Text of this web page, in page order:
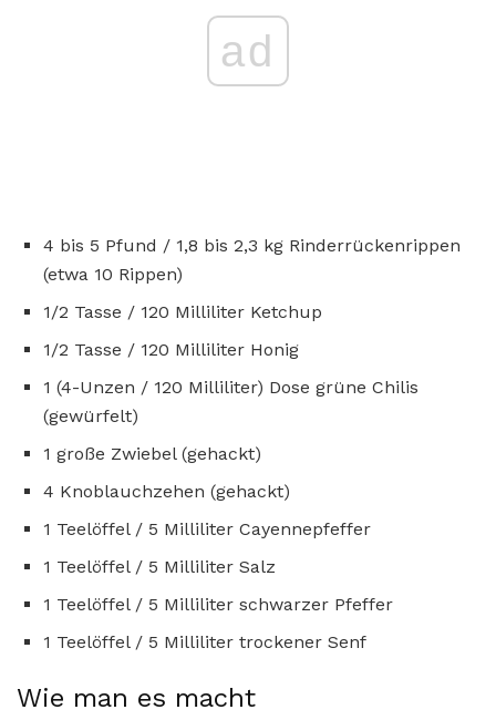
ad
4 bis 5 Pfund / 1,8 bis 2,3 kg Rinderrückenrippen
(etwa 10 Rippen)
1/2 Tasse / 120 Milliliter Ketchup
1/2 Tasse / 120 Milliliter Honig
1 (4-Unzen / 120 Milliliter) Dose grüne Chilis
(gewürfelt)
1 große Zwiebel (gehackt)
4 Knoblauchzehen (gehackt)
1 Teelöffel / 5 Milliliter Cayennepfeffer
1 Teelöffel / 5 Milliliter Salz
1 Teelöffel / 5 Milliliter schwarzer Pfeffer
1 Teelöffel / 5 Milliliter trockener Senf
Wie man es macht